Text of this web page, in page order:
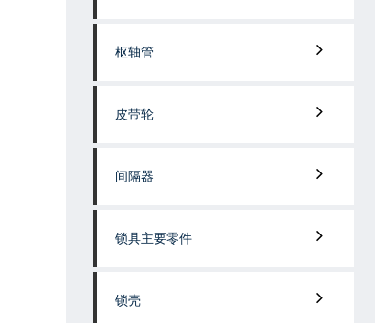
枢轴管
皮带轮
间隔器
锁具主要零件
锁壳